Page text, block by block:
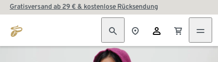
Gratisversand ab 29 € & kostenlose Rücksendung